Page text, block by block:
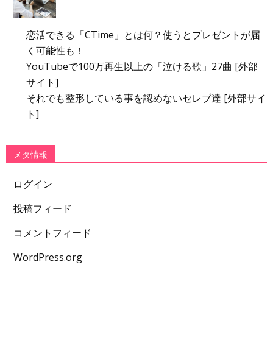
恋活できる「CTime」とは何？使うとプレゼントが届
く可能性も！
YouTubeで100万再生以上の「泣ける歌」27曲 [外部
サイト]
それでも整形している事を認めないセレブ達 [外部サイ
ト]
メタ情報
ログイン
投稿フィード
コメントフィード
WordPress.org